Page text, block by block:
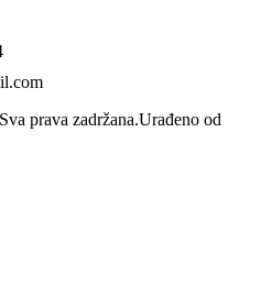
prava zadržana.Urađeno od